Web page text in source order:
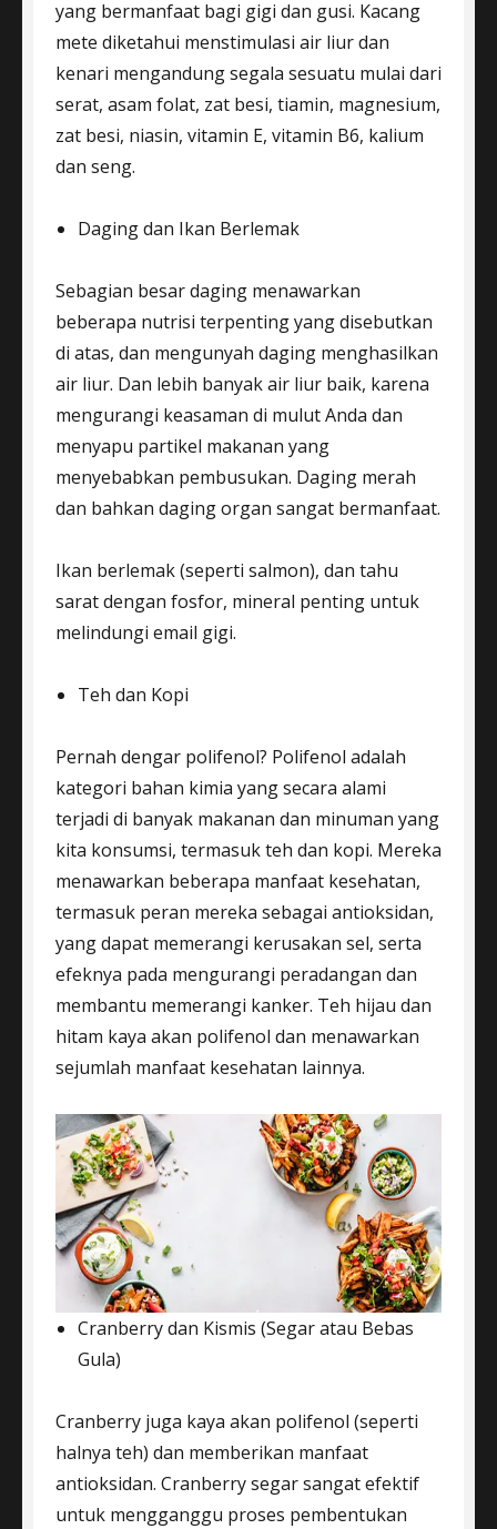
yang bermanfaat bagi gigi dan gusi. Kacang
mete diketahui menstimulasi air liur dan
kenari mengandung segala sesuatu mulai dari
serat, asam folat, zat besi, tiamin, magnesium,
zat besi, niasin, vitamin E, vitamin B6, kalium
dan seng.
Daging dan Ikan Berlemak
Sebagian besar daging menawarkan
beberapa nutrisi terpenting yang disebutkan
di atas, dan mengunyah daging menghasilkan
air liur. Dan lebih banyak air liur baik, karena
mengurangi keasaman di mulut Anda dan
menyapu partikel makanan yang
menyebabkan pembusukan. Daging merah
dan bahkan daging organ sangat bermanfaat.
Ikan berlemak (seperti salmon), dan tahu
sarat dengan fosfor, mineral penting untuk
melindungi email gigi.
Teh dan Kopi
Pernah dengar polifenol? Polifenol adalah
kategori bahan kimia yang secara alami
terjadi di banyak makanan dan minuman yang
kita konsumsi, termasuk teh dan kopi. Mereka
menawarkan beberapa manfaat kesehatan,
termasuk peran mereka sebagai antioksidan,
yang dapat memerangi kerusakan sel, serta
efeknya pada mengurangi peradangan dan
membantu memerangi kanker. Teh hijau dan
hitam kaya akan polifenol dan menawarkan
sejumlah manfaat kesehatan lainnya.
Cranberry dan Kismis (Segar atau Bebas
Gula)
Cranberry juga kaya akan polifenol (seperti
halnya teh) dan memberikan manfaat
antioksidan. Cranberry segar sangat efektif
untuk mengganggu proses pembentukan